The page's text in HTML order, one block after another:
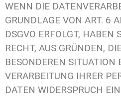
WENN DIE
GRUNDLAGE VON ART. 6
DSGVO ERFOLGT, HABEN
RECHT, AUS GRÜNDEN,
BESONDEREN SITUATION
VERARBEITUNG IHRER
DATEN WIDERSPRUCH